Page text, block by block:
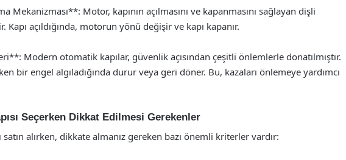
Mekanizması**: Motor, kapının açılmasını ve kapanmasını sağlayan dişli
açıldığında, motorun yönü değişir ve kapı kapanır.
Modern otomatik kapılar, güvenlik açısından çeşitli önlemlerle donatılmıştır.
bir engel algıladığında durur veya geri döner. Bu, kazaları önlemeye yardımcı
Seçerken Dikkat Edilmesi Gerekenler
satın alırken, dikkate almanız gereken bazı önemli kriterler vardır: